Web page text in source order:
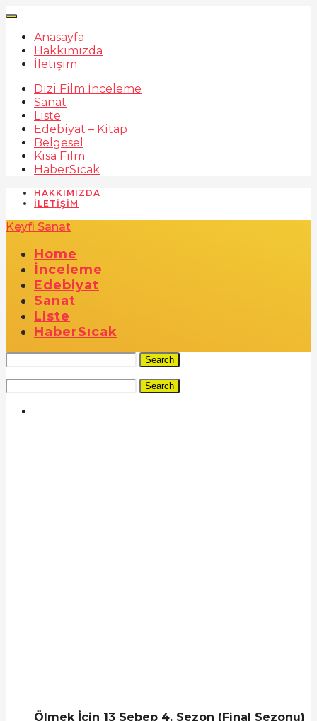
Anasayfa
Hakkımızda
İletişim
Dizi Film İnceleme
Sanat
Liste
Edebiyat – Kitap
Belgesel
Kısa Film
HaberSıcak
HAKKIMIZDA
İLETIŞIM
Keyfi Sanat
Home
İnceleme
Edebiyat
Sanat
Liste
HaberSıcak
Search
Search
Ölmek İçin 13 Sebep 4. Sezon (Final Sezonu)